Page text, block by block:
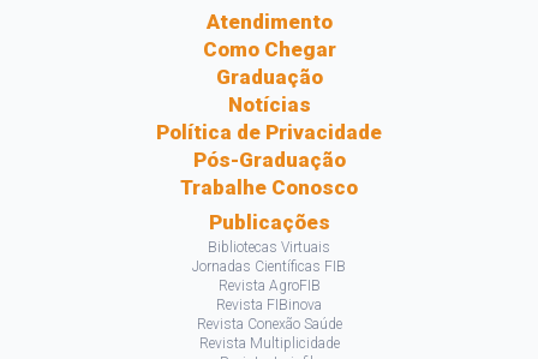
Atendimento
Como Chegar
Graduação
Notícias
Política de Privacidade
Pós-Graduação
Trabalhe Conosco
Publicações
Bibliotecas Virtuais
Jornadas Científicas FIB
Revista AgroFIB
Revista FIBinova
Revista Conexão Saúde
Revista Multiplicidade